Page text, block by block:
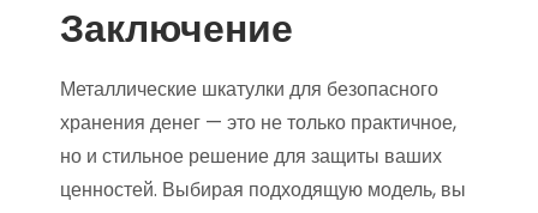
Заключение
Металлические шкатулки для безопасного
хранения денег — это не только практичное,
но и стильное решение для защиты ваших
ценностей. Выбирая подходящую модель, вы